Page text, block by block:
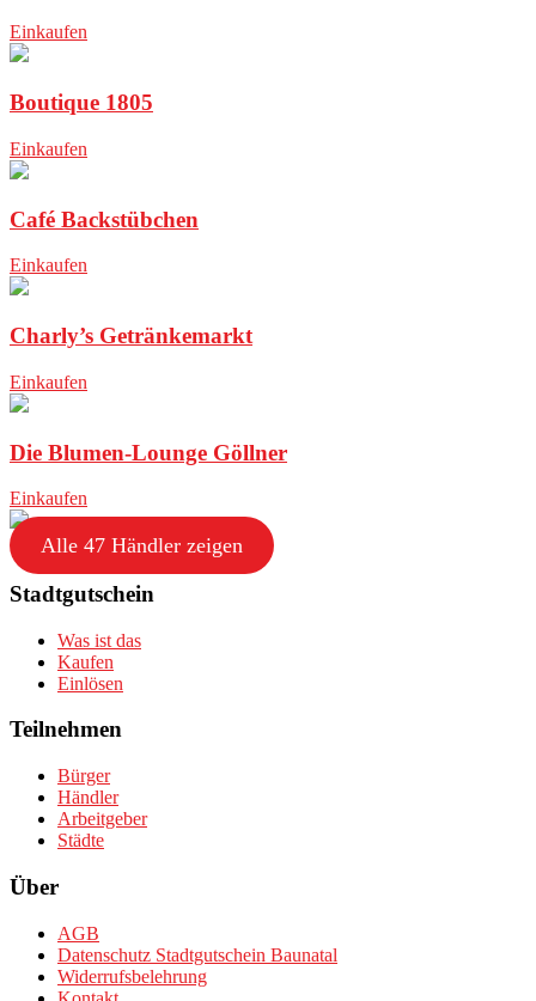
Einkaufen
Boutique 1805
Einkaufen
Café Backstübchen
Einkaufen
Charly’s Getränkemarkt
Einkaufen
Die Blumen-Lounge Göllner
Einkaufen
Alle 47 Händler zeigen
Stadtgutschein
Was ist das
Kaufen
Einlösen
Teilnehmen
Bürger
Händler
Arbeitgeber
Städte
Über
AGB
Datenschutz Stadtgutschein Baunatal
Widerrufsbelehrung